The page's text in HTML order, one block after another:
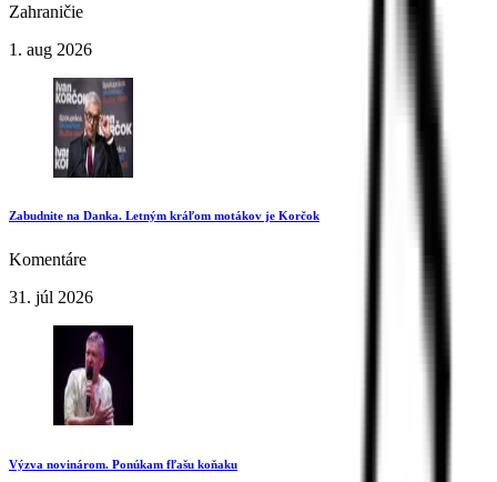
Zahraničie
1. aug 2026
Zabudnite na Danka. Letným kráľom motákov je Korčok
Komentáre
31. júl 2026
Výzva novinárom. Ponúkam fľašu koňaku